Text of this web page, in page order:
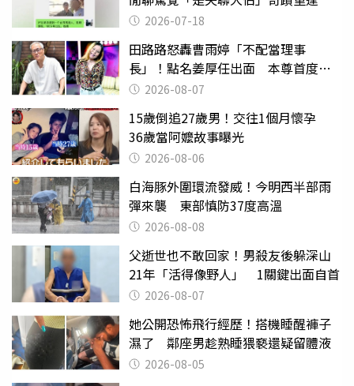
2026-07-18
田路路怒轟曹雨婷「不配當理事
長」！點名姜厚任出面 本尊首度回
應了2026-08-07
15歲倒追27歲男！交往1個月懷孕
36歲當阿嬤故事曝光
2026-08-06
白海豚外圍環流發威！今明西半部雨
彈來襲 東部慎防37度高溫
2026-08-08
父逝世也不敢回家！男殺友後躲深山
21年「活得像野人」 1關鍵出面自首
2026-08-07
她公開恐怖飛行經歷！搭機睡醒褲子
濕了 鄰座男趁熟睡猥褻還疑留體液
2026-08-05